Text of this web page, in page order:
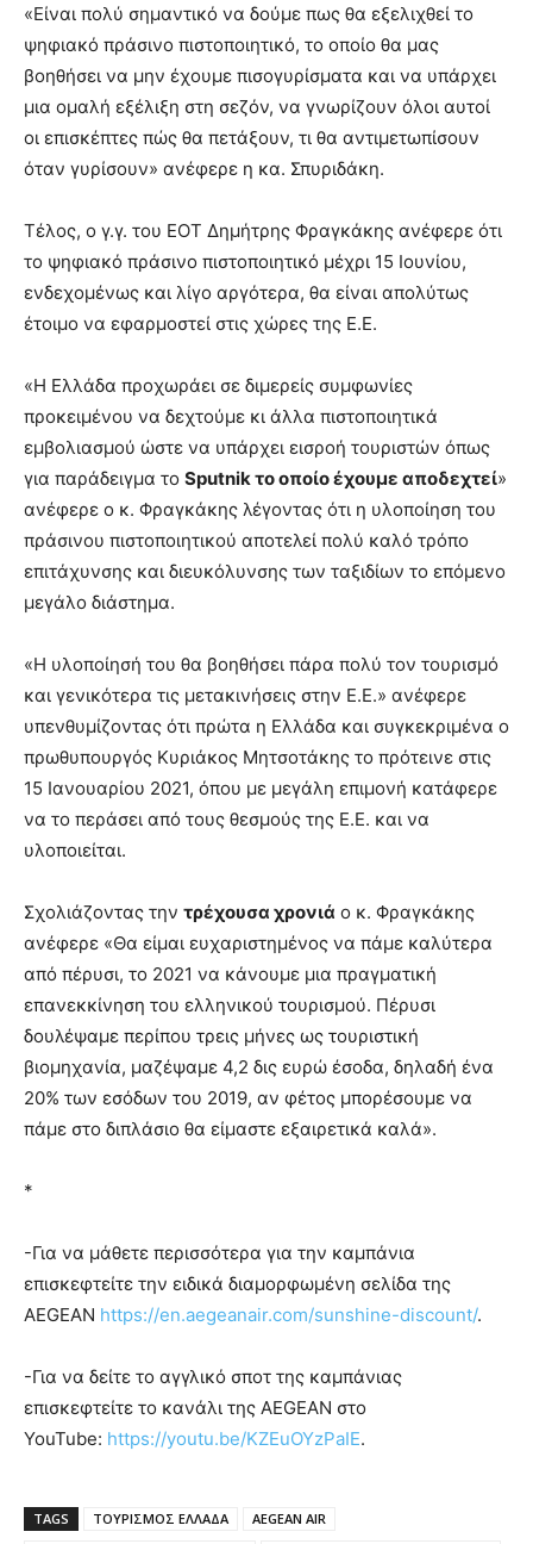
«Είναι πολύ σημαντικό να δούμε πως θα εξελιχθεί το
ψηφιακό πράσινο πιστοποιητικό, το οποίο θα μας
βοηθήσει να μην έχουμε πισογυρίσματα και να υπάρχει
μια ομαλή εξέλιξη στη σεζόν, να γνωρίζουν όλοι αυτοί
οι επισκέπτες πώς θα πετάξουν, τι θα αντιμετωπίσουν
όταν γυρίσουν» ανέφερε η κα. Σπυριδάκη.
Τέλος, ο γ.γ. του ΕΟΤ Δημήτρης Φραγκάκης ανέφερε ότι
το ψηφιακό πράσινο πιστοποιητικό μέχρι 15 Ιουνίου,
ενδεχομένως και λίγο αργότερα, θα είναι απολύτως
έτοιμο να εφαρμοστεί στις χώρες της Ε.Ε.
«Η Ελλάδα προχωράει σε διμερείς συμφωνίες
προκειμένου να δεχτούμε κι άλλα πιστοποιητικά
εμβολιασμού ώστε να υπάρχει εισροή τουριστών όπως
για παράδειγμα το Sputnik το οποίο έχουμε αποδεχτεί»
ανέφερε ο κ. Φραγκάκης λέγοντας ότι η υλοποίηση του
πράσινου πιστοποιητικού αποτελεί πολύ καλό τρόπο
επιτάχυνσης και διευκόλυνσης των ταξιδίων το επόμενο
μεγάλο διάστημα.
«Η υλοποίησή του θα βοηθήσει πάρα πολύ τον τουρισμό
και γενικότερα τις μετακινήσεις στην Ε.Ε.» ανέφερε
υπενθυμίζοντας ότι πρώτα η Ελλάδα και συγκεκριμένα ο
πρωθυπουργός Κυριάκος Μητσοτάκης το πρότεινε στις
15 Ιανουαρίου 2021, όπου με μεγάλη επιμονή κατάφερε
να το περάσει από τους θεσμούς της Ε.Ε. και να
υλοποιείται.
Σχολιάζοντας την τρέχουσα χρονιά ο κ. Φραγκάκης
ανέφερε «Θα είμαι ευχαριστημένος να πάμε καλύτερα
από πέρυσι, το 2021 να κάνουμε μια πραγματική
επανεκκίνηση του ελληνικού τουρισμού. Πέρυσι
δουλέψαμε περίπου τρεις μήνες ως τουριστική
βιομηχανία, μαζέψαμε 4,2 δις ευρώ έσοδα, δηλαδή ένα
20% των εσόδων του 2019, αν φέτος μπορέσουμε να
πάμε στο διπλάσιο θα είμαστε εξαιρετικά καλά».
*
-Για να μάθετε περισσότερα για την καμπάνια
επισκεφτείτε την ειδικά διαμορφωμένη σελίδα της
AEGEAN https://en.aegeanair.com/sunshine-discount/.
-Για να δείτε το αγγλικό σποτ της καμπάνιας
επισκεφτείτε το κανάλι της AEGEAN στο
YouTube: https://youtu.be/KZEuOYzPaIE.
TAGS ΤΟΥΡΙΣΜΟΣ ΕΛΛΑΔΑ
AEGEAN AIR